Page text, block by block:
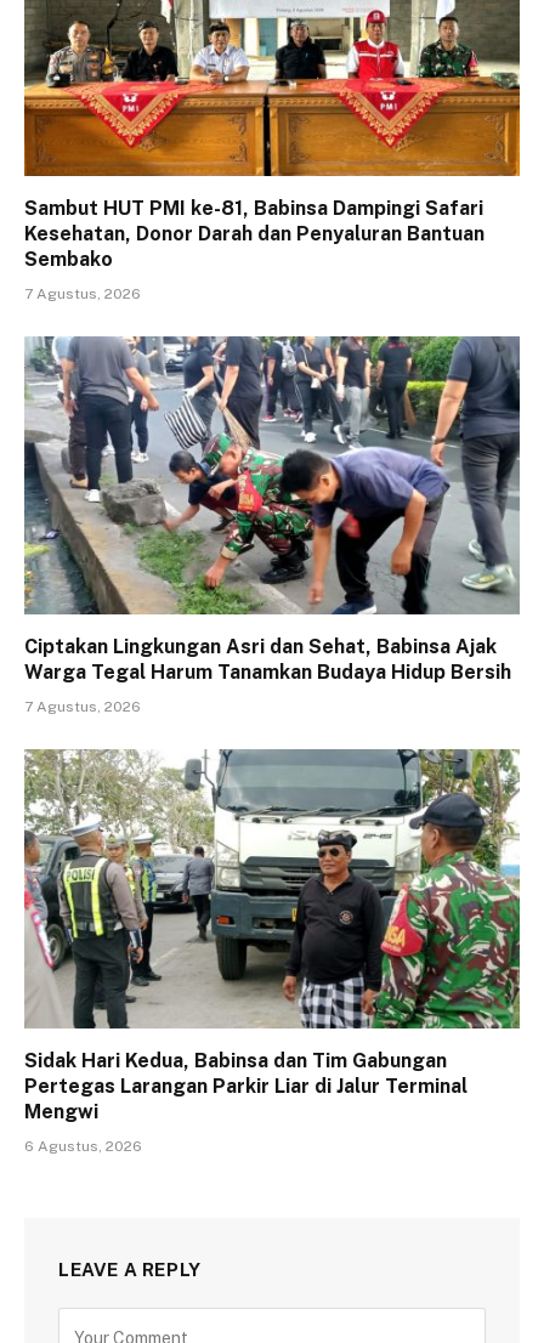
Sambut HUT PMI ke-81, Babinsa Dampingi Safari
Kesehatan, Donor Darah dan Penyaluran Bantuan
Sembako
7 Agustus, 2026
Ciptakan Lingkungan Asri dan Sehat, Babinsa Ajak
Warga Tegal Harum Tanamkan Budaya Hidup Bersih
7 Agustus, 2026
Sidak Hari Kedua, Babinsa dan Tim Gabungan
Pertegas Larangan Parkir Liar di Jalur Terminal
Mengwi
6 Agustus, 2026
LEAVE A REPLY